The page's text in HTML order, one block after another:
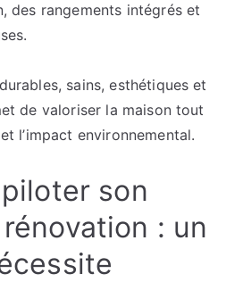
des rangements intégrés et
sains, esthétiques et
de valoriser la maison tout
l’impact environnemental.
son
: un